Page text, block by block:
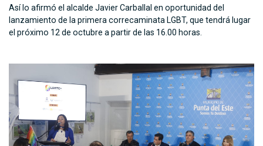
Así lo afirmó el alcalde Javier Carballal en oportunidad del
lanzamiento de la primera correcaminata LGBT, que tendrá lugar
el próximo 12 de octubre a partir de las 16.00 horas.